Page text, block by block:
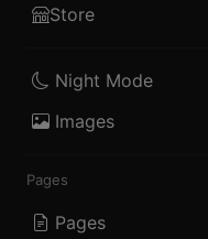
Template
Teknologi
Store
Night Mode
Images
Pages
Pages